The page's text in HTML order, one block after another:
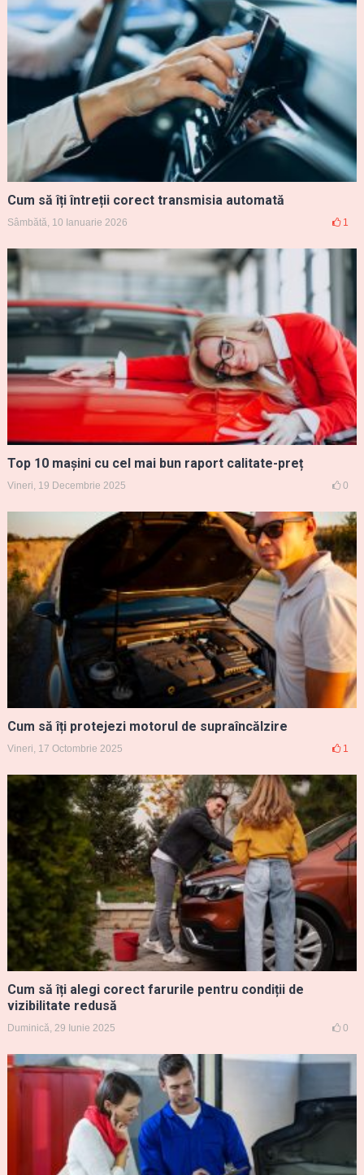
Cum să îți întreții corect transmisia automată
Sâmbătă, 10 Ianuarie 2026 1
Top 10 mașini cu cel mai bun raport calitate-preț
Vineri, 19 Decembrie 2025 0
Cum să îți protejezi motorul de supraîncălzire
Vineri, 17 Octombrie 2025 1
Cum să îți alegi corect farurile pentru condiții de
vizibilitate redusă
Duminică, 29 Iunie 2025 0